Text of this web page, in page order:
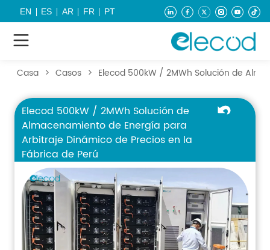
EN ES AR FR PT
Casa > Casos > Elecod 500kW / 2MWh Solución de
Elecod 500kW / 2MWh Solución de
Almacenamiento de Energía para
Arbitraje Dinámico de Precios en la
Fábrica de Perú